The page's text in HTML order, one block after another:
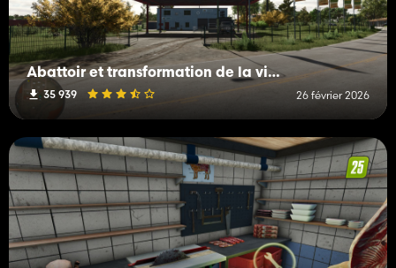
Abattoir et transformation de la viande
35 939 26 février 2026